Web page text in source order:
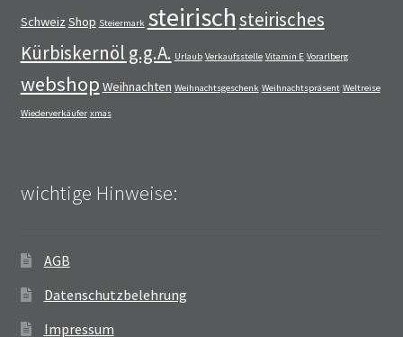
Schweiz Shop Steiermark steirischsteirisches
Kürbiskernöl g.g.A. Urlaub Verkaufsstelle Vitamin E Vorarlberg
webshop Weihnachten Weihnachtsgeschenk Weihnachtspräsent Weltreise
Wiederverkäufer xmas
wichtige Hinweise:
AGB
Datenschutzbelehrung
Impressum